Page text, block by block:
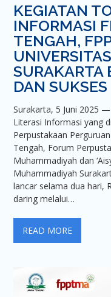
KEGIATAN
INFORMASI
TENGAH,
SURAKARTA
DAN SUKSES
Surakarta, 5 Juni 2025
Literasi Informasi yang
Perpustakaan
Tengah, Forum
Muhammadiyah dan
Muhammadiyah
lancar selama dua hari,
daring melalui…
READ MORE